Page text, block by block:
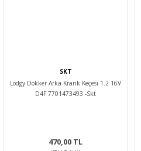
SKT
Lodgy Dokker Arka Krank Keçesi 1.2 16V
D4F 7701473493 -Skt
470,00 TL